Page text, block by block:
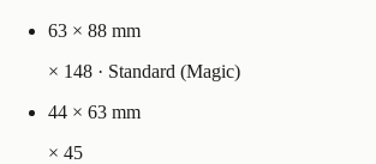
63 × 88 mm
× 148 · Standard (Magic)
44 × 63 mm
× 45